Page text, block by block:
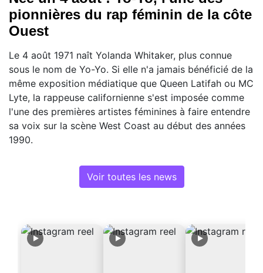
pionnières du rap féminin de la côte
Ouest
Le 4 août 1971 naît Yolanda Whitaker, plus connue
sous le nom de Yo-Yo. Si elle n'a jamais bénéficié de la
même exposition médiatique que Queen Latifah ou MC
Lyte, la rappeuse californienne s'est imposée comme
l'une des premières artistes féminines à faire entendre
sa voix sur la scène West Coast au début des années
1990.
Voir toutes les news